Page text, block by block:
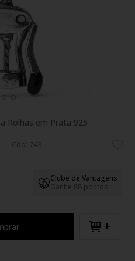
Rolhas em Prata 925
Cód: 743
Clube de Vantagens
Ganhe 88 pontos
+